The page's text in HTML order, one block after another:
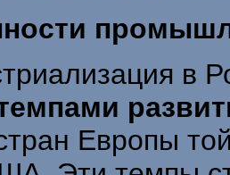
в
Европы